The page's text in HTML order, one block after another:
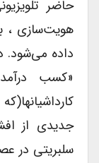
حاضر
هویت‌سازی ،
داده می‌شود.
«کسب
جدیدی از
سلبریتی در